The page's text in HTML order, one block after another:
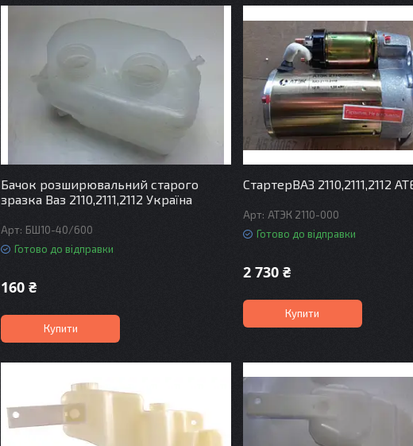
Бачок розширювальний старого
зразка Ваз 2110,2111,2112 Україна
БШ10-40/600
Готово до відправки
160 ₴
Купити
СтартерВАЗ 2110,2111,2112
АТЭК 2110-000
Готово до відправки
2 730 ₴
Купити